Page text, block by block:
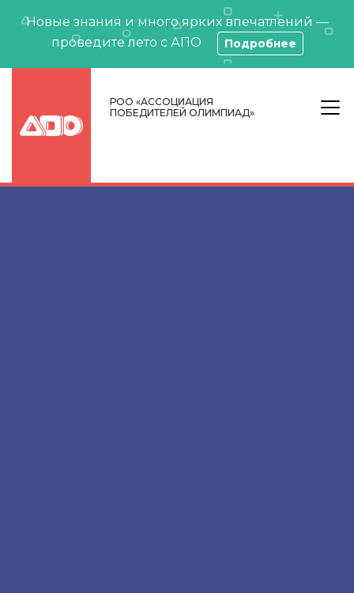
Новые знания и много ярких впечатлений —
проведите лето с АПО
Подробнее
РОО «АССОЦИАЦИЯ
ПОБЕДИТЕЛЕЙ ОЛИМПИАД»